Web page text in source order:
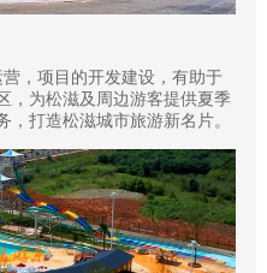
，项目的开发建设，有助于
，为松滋及周边游客提供夏季
打造松滋城市旅游新名片。